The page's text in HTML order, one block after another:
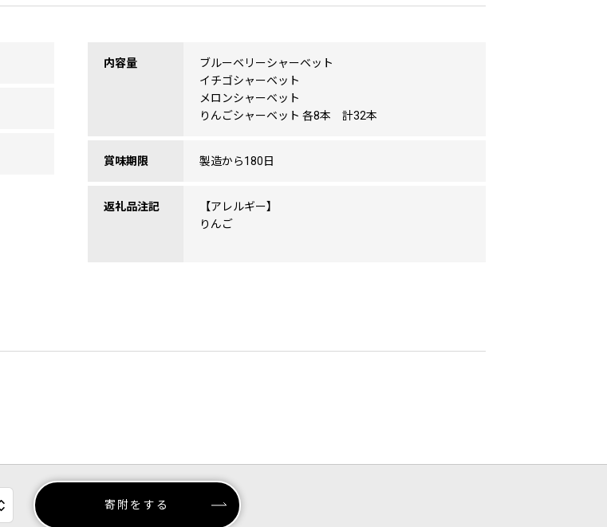
内容量
ブルーベリーシャーベット
イチゴシャーベット
メロンシャーベット
りんごシャーベット 各8本 計32本
賞味期限 製造から180日
返礼品注記
【アレルギー】
りんご
寄附をする